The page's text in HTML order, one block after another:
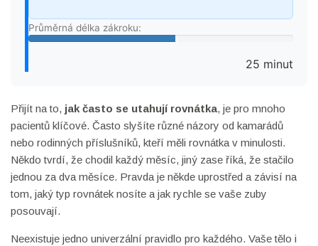
Průměrná délka zákroku:
25 minut
Přijít na to, jak často se utahují rovnátka, je pro mnoho
pacientů klíčové. Často slyšíte různé názory od kamarádů
nebo rodinných příslušníků, kteří měli rovnátka v minulosti.
Někdo tvrdí, že chodil každý měsíc, jiný zase říká, že stačilo
jednou za dva měsíce. Pravda je někde uprostřed a závisí na
tom, jaký typ rovnátek nosíte a jak rychle se vaše zuby
posouvají.
Neexistuje jedno univerzální pravidlo pro každého. Vaše tělo i